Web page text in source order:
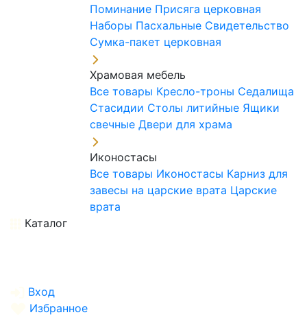
Поминание Присяга церковная
Наборы Пасхальные Свидетельство
Сумка-пакет церковная
Храмовая мебель
Все товары Кресло-троны Седалища
Стасидии Столы литийные Ящики
свечные Двери для храма
Иконостасы
Все товары Иконостасы Карниз для
завесы на царские врата Царские
врата
Каталог
Вход
Избранное